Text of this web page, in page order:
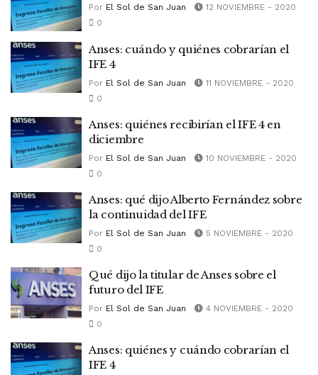
Por El Sol de San Juan
12 NOVIEMBRE - 2020
0
Anses: cuándo y quiénes cobrarían el
IFE 4
Por El Sol de San Juan
11 NOVIEMBRE - 2020
0
Anses: quiénes recibirían el IFE 4 en
diciembre
Por El Sol de San Juan
10 NOVIEMBRE - 2020
0
Anses: qué dijo Alberto Fernández sobre
la continuidad del IFE
Por El Sol de San Juan
5 NOVIEMBRE - 2020
0
Qué dijo la titular de Anses sobre el
futuro del IFE
Por El Sol de San Juan
4 NOVIEMBRE - 2020
0
Anses: quiénes y cuándo cobrarían el
IFE 4